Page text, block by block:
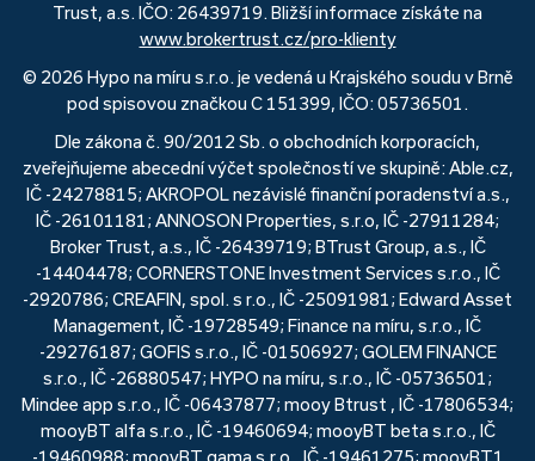
Trust, a.s. IČO: 26439719. Bližší informace získáte na
www.brokertrust.cz/pro-klienty
© 2026 Hypo na míru s.r.o. je vedená u Krajského soudu v Brně
pod spisovou značkou C 151399, IČO: 05736501.
Dle zákona č. 90/2012 Sb. o obchodních korporacích,
zveřejňujeme abecední výčet společností ve skupině: Able.cz,
IČ -24278815; AKROPOL nezávislé finanční poradenství a.s.,
IČ -26101181; ANNOSON Properties, s.r.o, IČ -27911284;
Broker Trust, a.s., IČ -26439719; BTrust Group, a.s., IČ
-14404478; CORNERSTONE Investment Services s.r.o., IČ
-2920786; CREAFIN, spol. s r.o., IČ -25091981; Edward Asset
Management, IČ -19728549; Finance na míru, s.r.o., IČ
-29276187; GOFIS s.r.o., IČ -01506927; GOLEM FINANCE
s.r.o., IČ -26880547; HYPO na míru, s.r.o., IČ -05736501;
Mindee app s.r.o., IČ -06437877; mooy Btrust , IČ -17806534;
mooyBT alfa s.r.o., IČ -19460694; mooyBT beta s.r.o., IČ
-19460988; mooyBT gama s.r.o., IČ -19461275; mooyBT1